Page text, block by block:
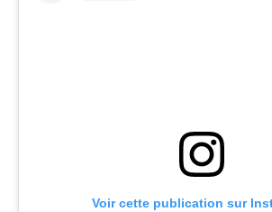
Voir cette publication sur